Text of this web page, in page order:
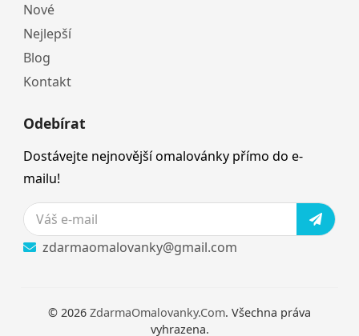
Nové
Nejlepší
Blog
Kontakt
Odebírat
Dostávejte nejnovější omalovánky přímo do e-
mailu!
zdarmaomalovanky@gmail.com
© 2026 ZdarmaOmalovanky.Com. Všechna práva
vyhrazena.